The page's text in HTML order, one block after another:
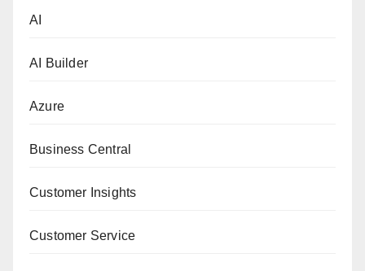
AI
AI Builder
Azure
Business Central
Customer Insights
Customer Service